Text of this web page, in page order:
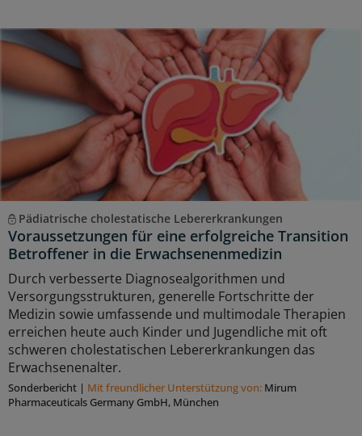
Pädiatrische cholestatische Lebererkrankungen
Voraussetzungen für eine erfolgreiche Transition
Betroffener in die Erwachsenenmedizin
Durch verbesserte Diagnosealgorithmen und
Versorgungsstrukturen, generelle Fortschritte der
Medizin sowie umfassende und multimodale Therapien
erreichen heute auch Kinder und Jugendliche mit oft
schweren cholestatischen Lebererkrankungen das
Erwachsenenalter.
Sonderbericht | Mit freundlicher Unterstützung von: Mirum
Pharmaceuticals Germany GmbH, München